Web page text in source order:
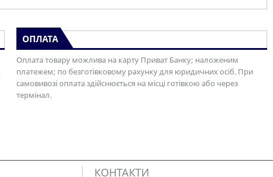
ОПЛАТА
Оплата товару можлива на карту Приват Банку; наложеним
платежем; по безготівковому рахунку для юридичних осіб. При
самовивозі оплата здійснюється на місці готівкою або через
термінал.
КОНТАКТИ